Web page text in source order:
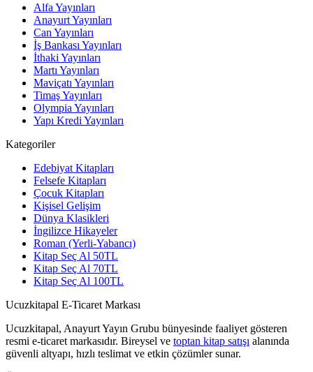
Alfa Yayınları
Anayurt Yayınları
Can Yayınları
İş Bankası Yayınları
İthaki Yayınları
Martı Yayınları
Maviçatı Yayınları
Timaş Yayınları
Olympia Yayınları
Yapı Kredi Yayınları
Kategoriler
Edebiyat Kitapları
Felsefe Kitapları
Çocuk Kitapları
Kişisel Gelişim
Dünya Klasikleri
İngilizce Hikayeler
Roman (Yerli-Yabancı)
Kitap Seç Al 50TL
Kitap Seç Al 70TL
Kitap Seç Al 100TL
Ucuzkitapal E-Ticaret Markası
Ucuzkitapal, Anayurt Yayın Grubu bünyesinde faaliyet gösteren
resmi e-ticaret markasıdır. Bireysel ve toptan kitap satışı alanında
güvenli altyapı, hızlı teslimat ve etkin çözümler sunar.